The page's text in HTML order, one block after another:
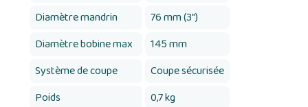
Diamètre mandrin
76 mm (3")
Diamètre bobine max
145 mm
Système de coupe
Coupe sécurisée
Poids
0,7 kg